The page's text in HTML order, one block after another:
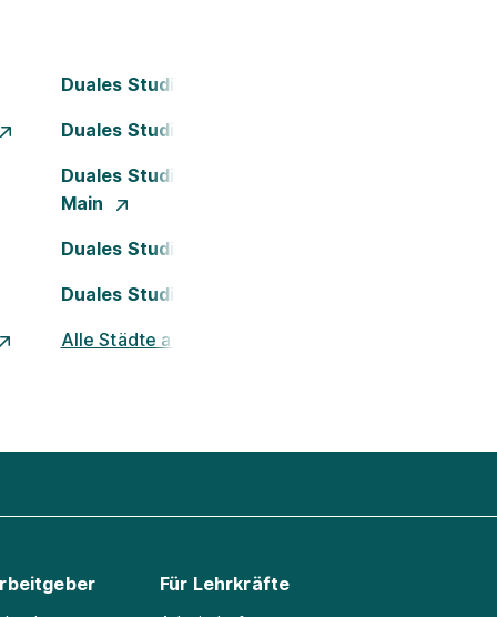
Duales Studium Bielefeld
Duales Studium Dortmund
Duales Studium Frankfurt am
Main
Duales Studium Köln
Duales Studium Nürnberg
Alle Städte ansehen
Für Lehrkräfte